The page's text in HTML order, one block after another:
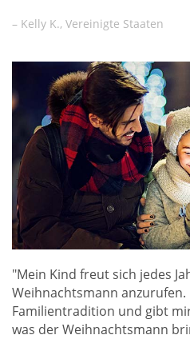
– Kelly K., Vereinigte Staaten
"Mein Kind freut sich jedes
Weihnachtsmann anzurufen.
Familientradition und gibt
was der Weihnachtsmann